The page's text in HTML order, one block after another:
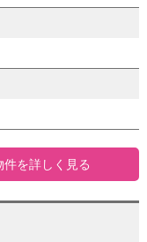
件を詳しく見る